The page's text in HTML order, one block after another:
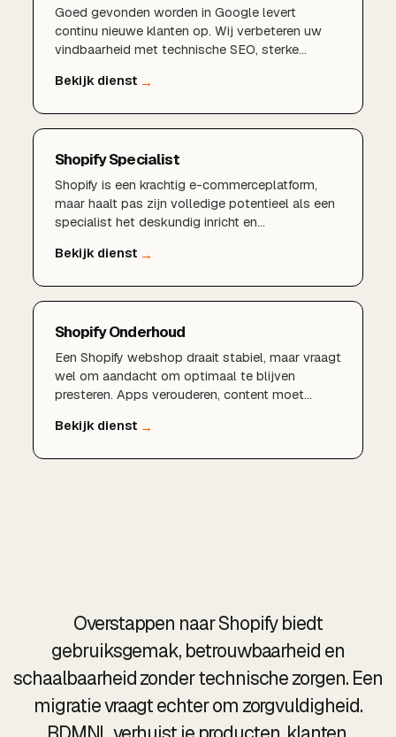
Goed gevonden worden in Google levert
continu nieuwe klanten op. Wij verbeteren uw
vindbaarheid met technische SEO, sterke
Shopify Specialist
Shopify is een krachtig e-commerceplatform,
maar haalt pas zijn volledige potentieel als een
specialist het deskundig inricht en
BDMNL voor een snelle, conversiegerichte en
Shopify Onderhoud
Een Shopify webshop draait stabiel, maar vraagt
wel om aandacht om optimaal te blijven
presteren. Apps verouderen, content moet
beter. Met doorlopend Shopify onderhoud
Overstappen naar Shopify biedt
gebruiksgemak, betrouwbaarheid en
schaalbaarheid zonder technische zorgen. Een
migratie vraagt echter om zorgvuldigheid.